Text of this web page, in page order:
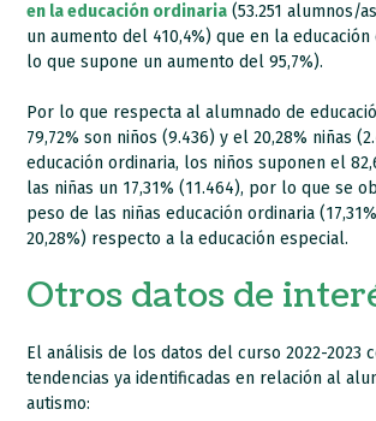
en la educación ordinaria (53.251 alumnos/
un aumento del 410,4%) que en la educación
lo que supone un aumento del 95,7%).
Por lo que respecta al alumnado de
79,72% son niños (9.436) y el 20,28% niñas
educación ordinaria, los niños suponen el
las niñas un 17,31% (11.464), por lo que se
peso de las niñas educación ordinaria
20,28%) respecto a la educación especial.
Otros datos de
El análisis de los datos del curso 2022-2023
tendencias ya identificadas en relación al
autismo: